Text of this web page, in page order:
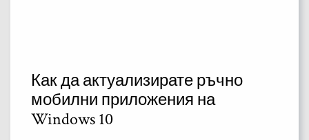
Как да актуализирате ръчно
мобилни приложения на
Windows 10